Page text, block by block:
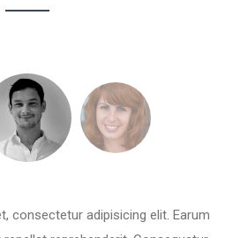
consectetur adipisicing elit. Earum